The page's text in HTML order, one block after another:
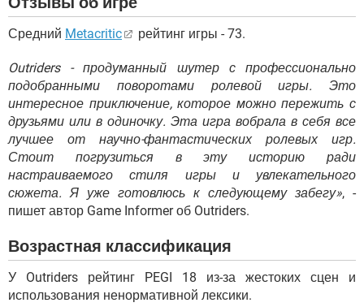
Средний Metacritic рейтинг игры - 73.
Outriders - продуманный шутер с профессионально
подобранными поворотами ролевой игры. Это
интересное приключение, которое можно пережить с
друзьями или в одиночку. Эта игра вобрала в себя все
лучшее от научно-фантастических ролевых игр.
Стоит погрузиться в эту историю ради
настраиваемого стиля игры и увлекательного
сюжета. Я уже готовлюсь к следующему забегу», -
пишет автор Game Informer об Outriders.
Возрастная классификация
У Outriders рейтинг PEGI 18 из-за жестоких сцен и
использования ненормативной лексики.